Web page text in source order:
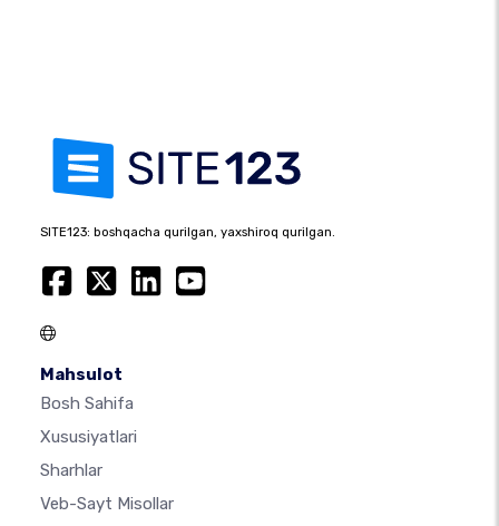
SITE123: boshqacha qurilgan, yaxshiroq qurilgan.
Mahsulot
Bosh Sahifa
Xususiyatlari
Sharhlar
Veb-Sayt Misollar